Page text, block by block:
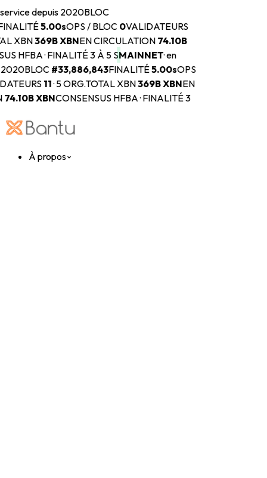
depuis 2020BLOC
5.00sOPS / BLOC 0VALIDATEURS
XBN 369BXBNEN CIRCULATION 74.10B
HFBA · FINALITÉ 3 À 5 SMAINNET·en
2020BLOC #33,886,843FINALITÉ 5.00sOPS
11·5 ORG.TOTAL XBN 369BXBNEN
74.10BXBNCONSENSUS HFBA · FINALITÉ 3
À propos